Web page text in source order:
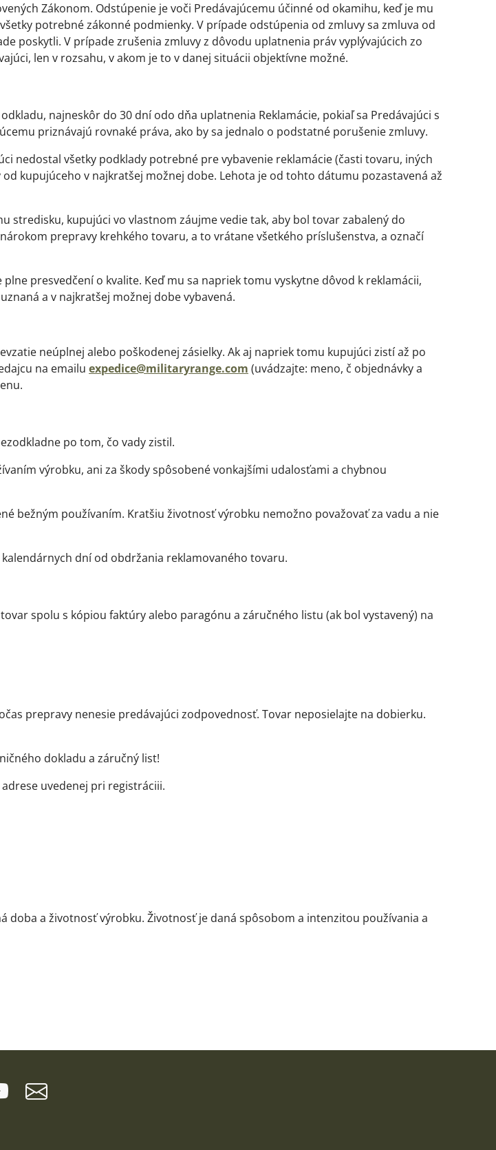
Zákonom. Odstúpenie je voči Predávajúcemu účinné od okamihu, keď je mu
potrebné zákonné podmienky. V prípade odstúpenia od zmluvy sa zmluva od
poskytli. V prípade zrušenia zmluvy z dôvodu uplatnenia práv vyplývajúcich zo
len v rozsahu, v akom je to v danej situácii objektívne možné.
najneskôr do 30 dní odo dňa uplatnenia Reklamácie, pokiaľ sa Predávajúci s
priznávajú rovnaké práva, ako by sa jednalo o podstatné porušenie zmluvy.
nedostal všetky podklady potrebné pre vybavenie reklamácie (časti tovaru, iných
kupujúceho v najkratšej možnej dobe. Lehota je od tohto dátumu pozastavená až
stredisku, kupujúci vo vlastnom záujme vedie tak, aby bol tovar zabalený do
prepravy krehkého tovaru, a to vrátane všetkého príslušenstva, a označí
presvedčení o kvalite. Keď mu sa napriek tomu vyskytne dôvod k reklamácii,
a v najkratšej možnej dobe vybavená.
neúplnej alebo poškodenej zásielky. Ak aj napriek tomu kupujúci zistí až po
na emailu expedice@militaryrange.com (uvádzajte: meno, č objednávky a
po tom, čo vady zistil.
výrobku, ani za škody spôsobené vonkajšími udalosťami a chybnou
bežným používaním. Kratšiu životnosť výrobku nemožno považovať za vadu a nie
dní od obdržania reklamovaného tovaru.
spolu s kópiou faktúry alebo paragónu a záručného listu (ak bol vystavený) na
prepravy nenesie predávajúci zodpovednosť. Tovar neposielajte na dobierku.
dokladu a záručný list!
uvedenej pri registráciii.
doba a životnosť výrobku. Životnosť je daná spôsobom a intenzitou používania a